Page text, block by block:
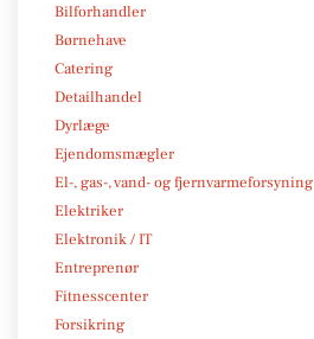
Bilforhandler
Børnehave
Catering
Detailhandel
Dyrlæge
Ejendomsmægler
El-, gas-, vand- og fjernvarmeforsyning
Elektriker
Elektronik / IT
Entreprenør
Fitnesscenter
Forsikring